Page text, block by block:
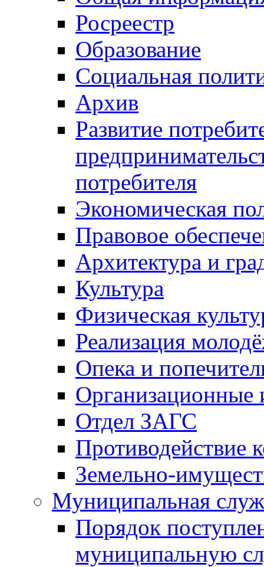
Росреестр
Образование
Социальная
Архив
Развитие
потребителя
Экономическая
Правовое
Архитектура и
Культура
Физическая
Реализация
Опека и
Отдел ЗАГС
Противодействие
Земельно-
Муниципальная
Порядок
муниципальную